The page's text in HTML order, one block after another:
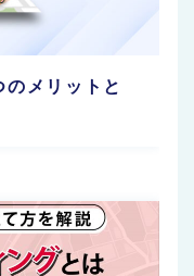
メリットと